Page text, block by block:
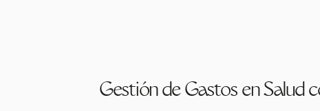
Gestión de Gastos en Salud